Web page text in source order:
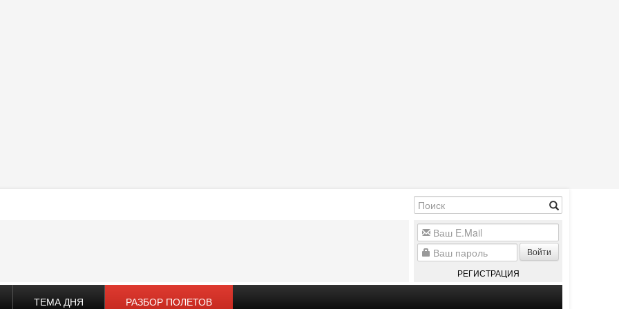
Войти
РЕГИСТРАЦИЯ
ТЕМА ДНЯ РАЗБОР ПОЛЕТОВ